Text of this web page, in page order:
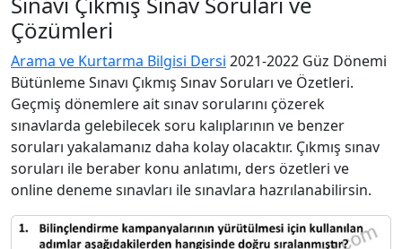
Çözümleri
Arama ve Kurtarma Bilgisi Dersi 2021-2022 Güz Dönemi
Bütünleme Sınavı Çıkmış Sınav Soruları ve Özetleri.
Geçmiş dönemlere ait sınav sorularını çözerek
sınavlarda gelebilecek soru kalıplarının ve benzer
soruları yakalamanız daha kolay olacaktır. Çıkmış sınav
soruları ile beraber konu anlatımı, ders özetleri ve
online deneme sınavları ile sınavlara hazrılanabilirsin.